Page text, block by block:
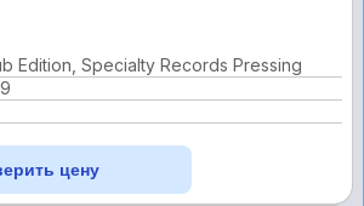
Edition, Specialty Records Pressing
цену